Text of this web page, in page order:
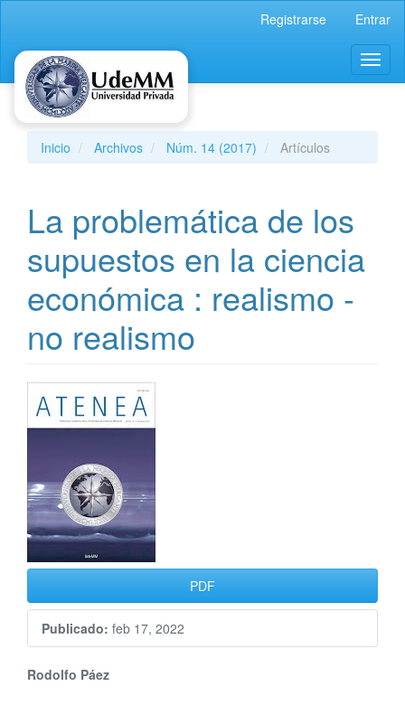
principal
Barra
lateral
Registrarse Entrar
Inicio Archivos Núm. 14 (2017) Artículos
La problemática de los
supuestos en la ciencia
económica : realismo -
no realismo
Barra
lateral
artículo
PDF
Publicado: feb 17, 2022
Contenido
Rodolfo Páez